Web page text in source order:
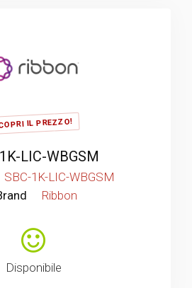
IL PREZZO!
LIC-WBGSM
SBC-1K-LIC-WBGSM
Ribbon
Disponibile